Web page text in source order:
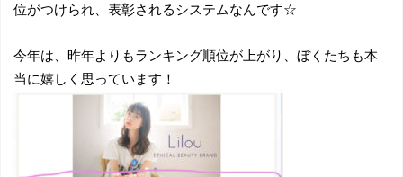
位がつけられ、表彰されるシステムなんです☆
今年は、昨年よりもランキング順位が上がり、ぼくたちも本
当に嬉しく思っています！